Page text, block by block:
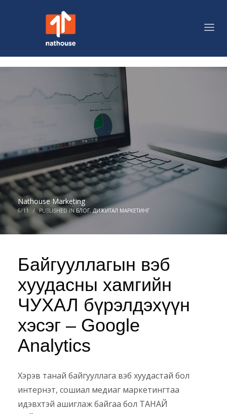
Nathouse Marketing
6/11 / PUBLISHED INБЛОГ,ДИЖИТАЛ МАРКЕТИНГ
Байгууллагын вэб
хуудасны хамгийн
ЧУХАЛ бүрэлдэхүүн
хэсэг – Google
Analytics
Хэрэв танай байгууллага вэб хуудастай бол
интернэт, сошиал медиаг маркетингтаа
идэвхтэй ашиглаж байгаа бол ТАНАЙ